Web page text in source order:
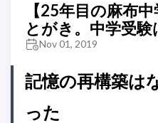
【25年目の麻布
とがき。中学受験
Nov 01, 2019
記憶の再構築は
った